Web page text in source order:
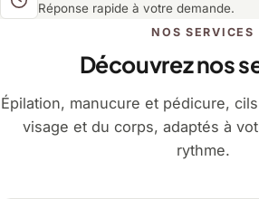
Réponse rapide à votre demande.
NOS SERVICES
Découvrez nos
Épilation, manucure et pédicure,
visage et du corps, adaptés à
rythme.